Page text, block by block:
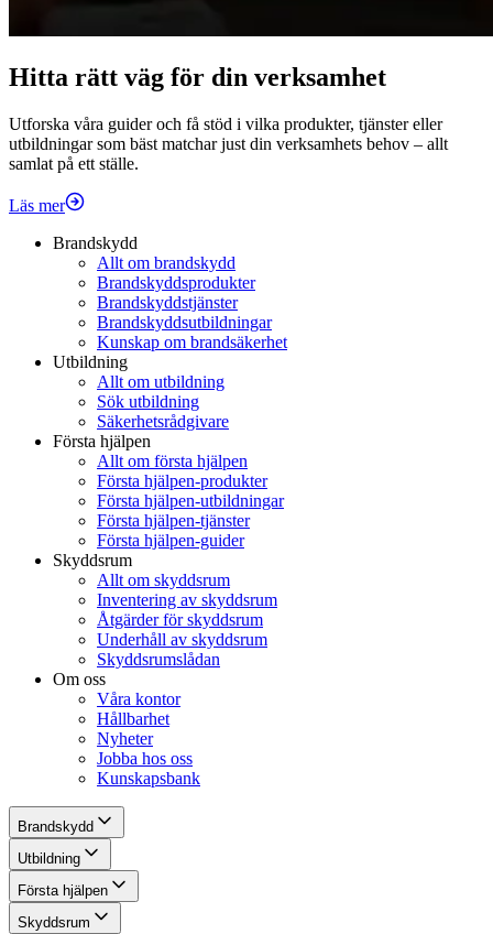
Hitta rätt väg för din verksamhet
Utforska våra guider och få stöd i vilka produkter, tjänster eller
utbildningar som bäst matchar just din verksamhets behov – allt
samlat på ett ställe.
Läs mer
Brandskydd
Allt om brandskydd
Brandskyddsprodukter
Brandskyddstjänster
Brandskyddsutbildningar
Kunskap om brandsäkerhet
Utbildning
Allt om utbildning
Sök utbildning
Säkerhetsrådgivare
Första hjälpen
Allt om första hjälpen
Första hjälpen-produkter
Första hjälpen-utbildningar
Första hjälpen-tjänster
Första hjälpen-guider
Skyddsrum
Allt om skyddsrum
Inventering av skyddsrum
Åtgärder för skyddsrum
Underhåll av skyddsrum
Skyddsrumslådan
Om oss
Våra kontor
Hållbarhet
Nyheter
Jobba hos oss
Kunskapsbank
Brandskydd
Utbildning
Första hjälpen
Skyddsrum